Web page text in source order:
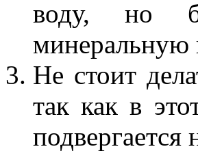
воду, но
минеральную
Не стоит
так как в
подвергается